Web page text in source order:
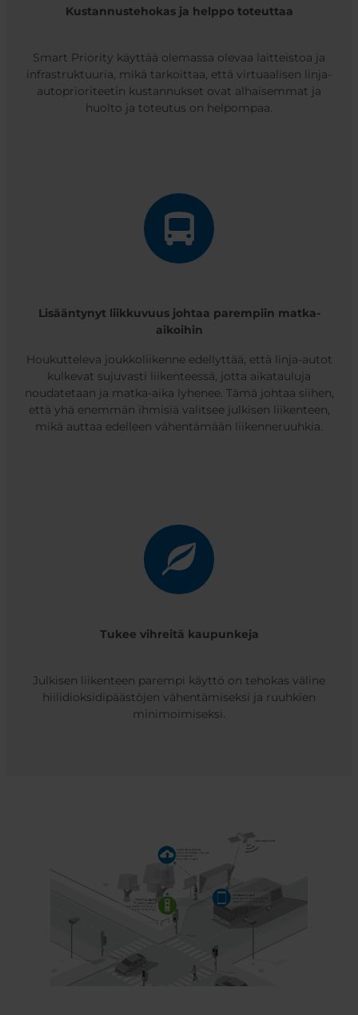
Kustannustehokas ja helppo toteuttaa
Smart Priority käyttää olemassa olevaa laitteistoa ja
infrastruktuuria, mikä tarkoittaa, että virtuaalisen linja-
autoprioriteetin kustannukset ovat alhaisemmat ja
huolto ja toteutus on helpompaa.
Lisääntynyt liikkuvuus johtaa parempiin matka-
aikoihin
Houkutteleva joukkoliikenne edellyttää, että linja-autot
kulkevat sujuvasti liikenteessä, jotta aikatauluja
noudatetaan ja matka-aika lyhenee. Tämä johtaa siihen,
että yhä enemmän ihmisiä valitsee julkisen liikenteen,
mikä auttaa edelleen vähentämään liikenneruuhkia.
Tukee vihreitä kaupunkeja
Julkisen liikenteen parempi käyttö on tehokas väline
hiilidioksidipäästöjen vähentämiseksi ja ruuhkien
minimoimiseksi.